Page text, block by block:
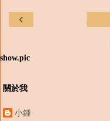
‹
show.pic
關於我
小鍾